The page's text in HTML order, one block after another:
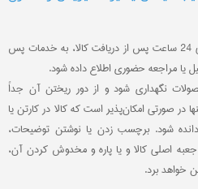
- آسیب‏‏ یا ایراد فیزیکی باید حداکثر طی 24 ساعت پس از دریافت کالا، به خدمات پس
یا مراجعه حضوری اطلاع داده شود.
نگهداری شود و از دور ریختن آن جداً
در صورتی امکان‌پذیر است که کالا در کارتن یا
شود. برچسب زدن یا نوشتن توضیحات،
اصلی کالا و یا پاره و مخدوش کردن آن،
خواهد برد.